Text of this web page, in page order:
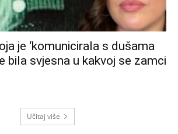
je ‘komunicirala s dušama
bila svjesna u kakvoj se zamci
Učitaj više